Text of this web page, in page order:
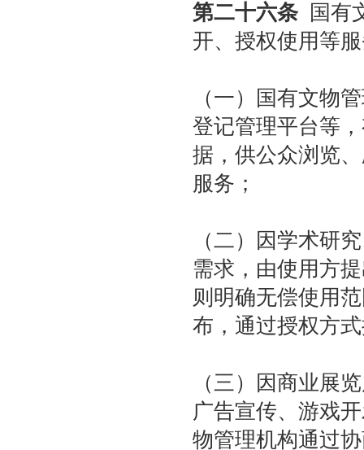
第二十六条 国有
开、授权使用等
（一）国有文物
登记管理平台等
据，供公众浏览
服务；
（二）因学术研
需求，由使用方
则明确无偿使用
布，通过授权方
（三）因商业展
广告宣传、游戏
物管理机构通过